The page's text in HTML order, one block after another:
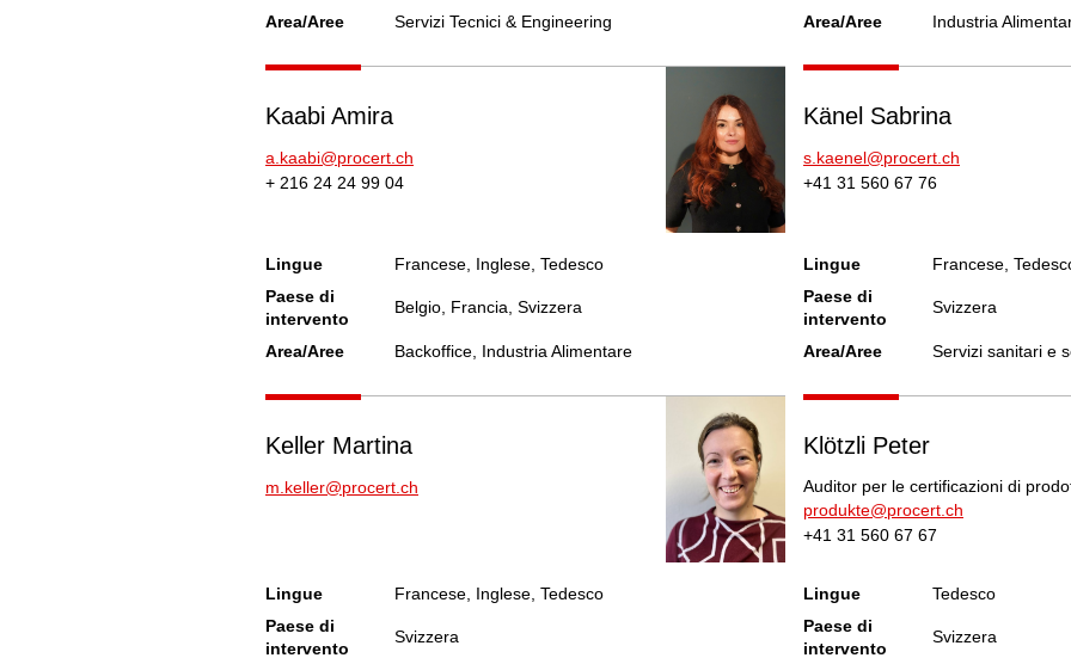
Area/Aree Servizi Tecnici & Engineering Area/Aree Industria
Kaabi Amira
a.kaabi@procert.ch
+ 216 24 24 99 04
Lingue
Francese, Inglese, Tedesco
Paese di
intervento
Belgio, Francia, Svizzera
Area/Aree Backoffice, Industria Alimentare
Känel Sabrina
s.kaenel@procert.ch
+41 31 560 67 76
Lingue
Francese,
Paese di
intervento
Svizzera
Area/Aree Servizi sanitari e
Keller Martina
m.keller@procert.ch
Lingue
Francese, Inglese, Tedesco
Paese di
intervento
Svizzera
Klötzli Peter
Auditor per le certificazioni di
produkte@procert.ch
+41 31 560 67 67
Lingue
Tedesco
Paese di
intervento
Svizzera